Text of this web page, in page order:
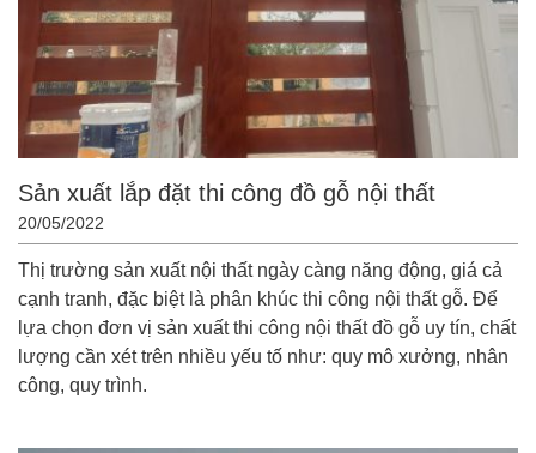
Sản xuất lắp đặt thi công đồ gỗ nội thất
20/05/2022
Thị trường sản xuất nội thất ngày càng năng động, giá cả
cạnh tranh, đặc biệt là phân khúc thi công nội thất gỗ. Để
lựa chọn đơn vị sản xuất thi công nội thất đồ gỗ uy tín, chất
lượng cần xét trên nhiều yếu tố như: quy mô xưởng, nhân
công, quy trình.